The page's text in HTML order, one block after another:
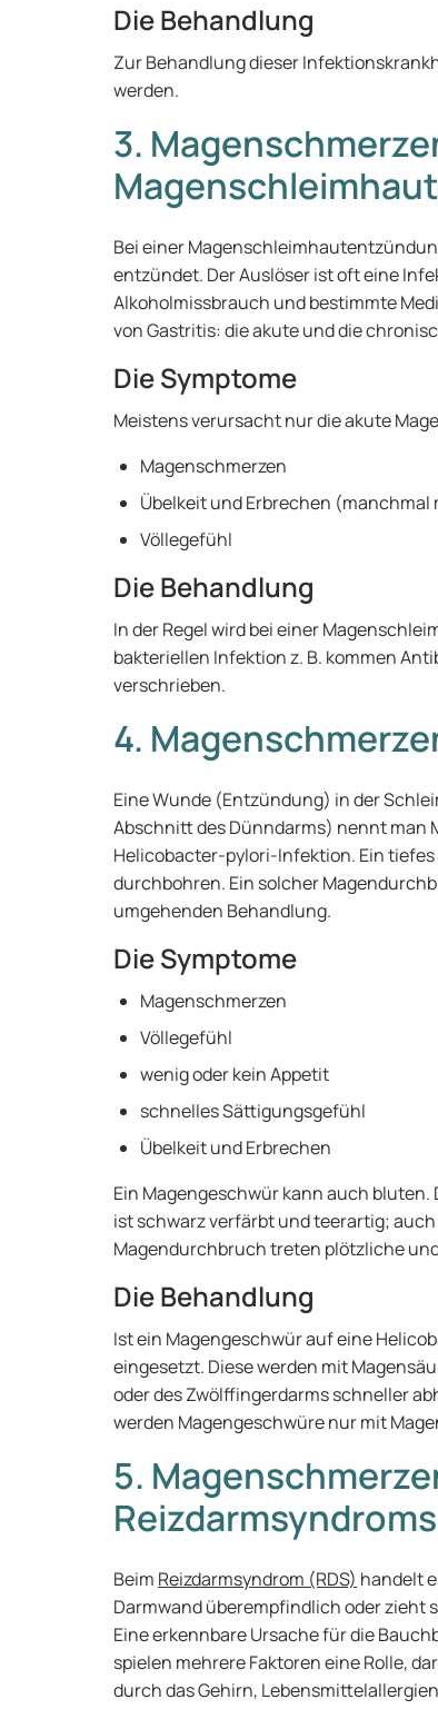
Die Behandlung
Zur Behandlung dieser
werden.
3.
Bei einer
entzündet. Der Auslöser ist oft eine
Alkoholmissbrauch und bestimmte
von Gastritis: die akute und die
Die Symptome
Meistens verursacht nur die akute
Magenschmerzen
Übelkeit und Erbrechen (manchmal
Völlegefühl
Die Behandlung
In der Regel wird bei einer
bakteriellen Infektion z. B. kommen
verschrieben.
4.
Eine Wunde (Entzündung) in der
Abschnitt des Dünndarms) nennt man
Helicobacter-pylori-Infektion. Ein
durchbohren. Ein solcher
umgehenden Behandlung.
Die Symptome
Magenschmerzen
Völlegefühl
wenig oder kein Appetit
schnelles Sättigungsgefühl
Übelkeit und Erbrechen
Ein Magengeschwür kann auch
ist schwarz verfärbt und teerartig;
Magendurchbruch treten plötzliche
Die Behandlung
Ist ein Magengeschwür auf eine
eingesetzt. Diese werden mit
oder des Zwölffingerdarms schneller
werden Magengeschwüre nur mit
5.
Beim Reizdarmsyndrom (RDS) handelt
Darmwand überempfindlich oder zieht
Eine erkennbare Ursache für die
spielen mehrere Faktoren eine Rolle,
durch das Gehirn,